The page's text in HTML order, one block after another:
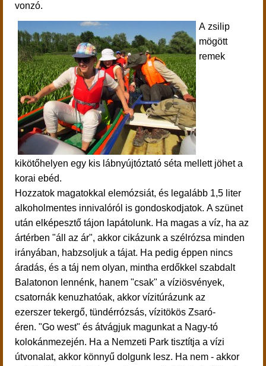
vonzó.
A zsilip
mögött
remek
kikötőhelyen egy kis lábnyújtóztató séta mellett jöhet a
korai ebéd.
Hozzatok magatokkal elemózsiát, és legalább 1,5 liter
alkoholmentes innivalóról is gondoskodjatok. A szünet
után elképesztő tájon lapátolunk. Ha magas a víz, ha az
ártérben "áll az ár", akkor cikázunk a szélrózsa minden
irányában, habzsoljuk a tájat. Ha pedig éppen nincs
áradás, és a táj nem olyan, mintha erdőkkel szabdalt
Balatonon lennénk, hanem "csak" a víziösvények,
csatornák kenuzhatóak, akkor vízitúrázunk az
ezerszer tekergő, tündérrózsás, vízitökös Zsaró-
éren. "Go west" és átvágjuk magunkat a Nagy-tó
kolokánmezején. Ha a Nemzeti Park tisztítja a vízi
útvonalat, akkor könnyű dolgunk lesz. Ha nem - akkor